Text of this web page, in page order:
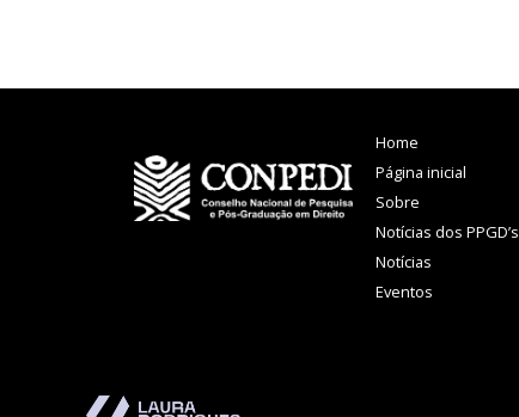
Home
Página inicial
Sobre
Notícias dos PPGD’s
Notícias
Eventos